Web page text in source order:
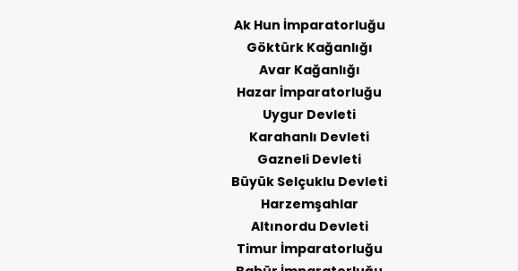
Ak Hun İmparatorluğu
Göktürk Kağanlığı
Avar Kağanlığı
Hazar İmparatorluğu
Uygur Devleti
Karahanlı Devleti
Gazneli Devleti
Büyük Selçuklu Devleti
Harzemşahlar
Altınordu Devleti
Timur İmparatorluğu